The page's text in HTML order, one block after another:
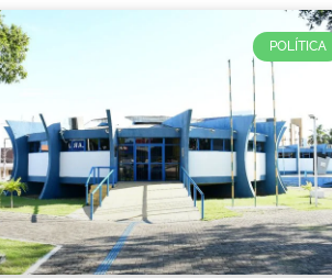
POLÍTICA